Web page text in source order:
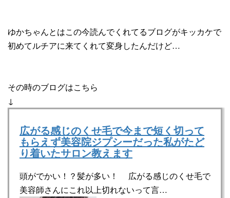
ゆかちゃんとはこの今読んでくれてるブログがキッカケで
初めてルチアに来てくれて変身したんだけど…
その時のブログはこちら
↓
広がる感じのくせ毛で今まで短く切って
もらえず美容院ジプシーだった私がたど
り着いたサロン教えます
頭がでかい！？髪が多い！ 広がる感じのくせ毛で
美容師さんにこれ以上切れないって言…